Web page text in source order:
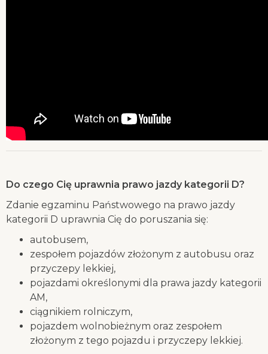
Do czego Cię uprawnia prawo jazdy kategorii D?
Zdanie egzaminu Państwowego na prawo jazdy
kategorii D uprawnia Cię do poruszania się:
autobusem,
zespołem pojazdów złożonym z autobusu oraz
przyczepy lekkiej,
pojazdami określonymi dla prawa jazdy kategorii
AM,
ciągnikiem rolniczym,
pojazdem wolnobieżnym oraz zespołem
złożonym z tego pojazdu i przyczepy lekkiej.